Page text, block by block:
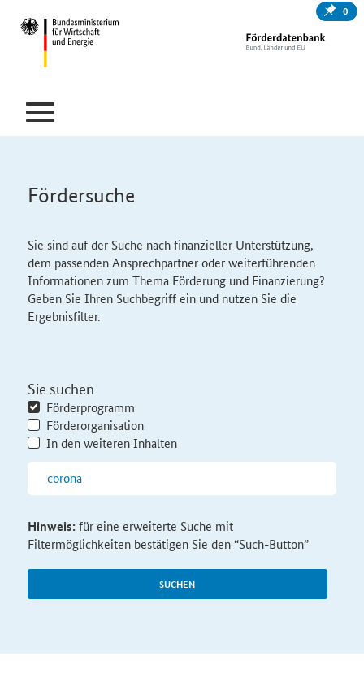
0
Fördersuche
Sie sind auf der Suche nach finanzieller Unterstützung,
dem passenden Ansprechpartner oder weiterführenden
Informationen zum Thema Förderung und Finanzierung?
Geben Sie Ihren Suchbegriff ein und nutzen Sie die
Ergebnisfilter.
Sie suchen
Förderprogramm
Förderorganisation
In den weiteren Inhalten
SUCHEN
Hinweis:für eine erweiterte Suche mit
Filtermöglichkeiten bestätigen Sie den “Such-Button”